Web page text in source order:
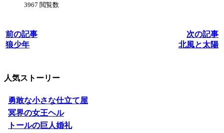
3967 閲覧数
前の記事
狼少年
次の記事
北風と太陽
人気ストーリー
勇敢な小さな仕立て屋
冥界の女王ヘル
トールの巨人婚礼